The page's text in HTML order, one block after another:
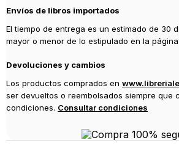
Envíos de libros importados
El tiempo de entrega es un estimado de 30
mayor o menor de lo estipulado en la
Devoluciones y cambios
Los productos comprados en
ser devueltos o reembolsados siempre que
condiciones. Consultar condiciones